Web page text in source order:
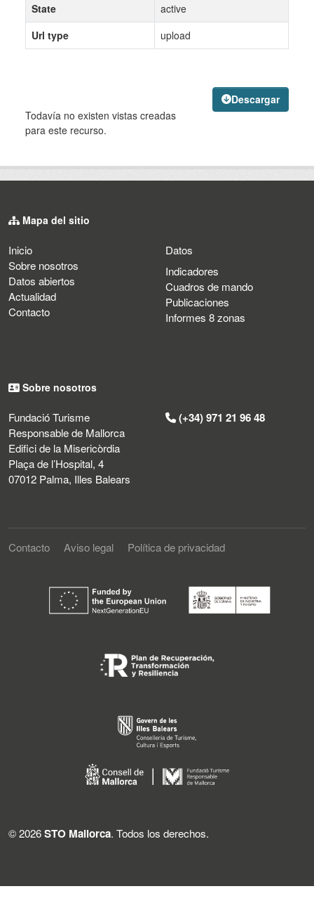
Descargar
Todavía no existen vistas creadas
para este recurso.
State
active
Url type
upload
Mapa del sitio
Inicio
Sobre nosotros
Datos abiertos
Actualidad
Contacto
Datos
Indicadores
Cuadros de mando
Publicaciones
Informes 8 zonas
Sobre nosotros
Fundació Turisme
Responsable de Mallorca
Edifici de la Misericòrdia
Plaça de l’Hospital, 4
07012 Palma, Illes Balears
(+34) 971 21 96 48
Contacto Aviso legal Política de privacidad
© 2026STO Mallorca. Todos los derechos.